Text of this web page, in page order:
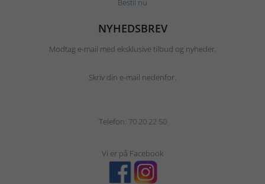
Bestil nu
NYHEDSBREV
Modtag e-mail med eksklusive tilbud og nyheder.
Skriv din e-mail nedenfor.
Telefon: 70 20 22 50
Vi er på Facebook